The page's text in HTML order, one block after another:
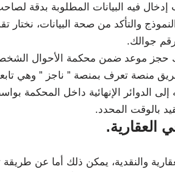
فيه البيانات المطلوبة بدقة
النموذج والتأكد من صحة البيانات،
جوالك.
حجز موعد ضمن محكمة الأحوال
منصة تعرف بمنصة ” ناجز ” وهي
إلى الدوائر الإنهائية داخل
بالوقت المحدد.
العقارية.
والنقدية، يمكن ذلك أما عن